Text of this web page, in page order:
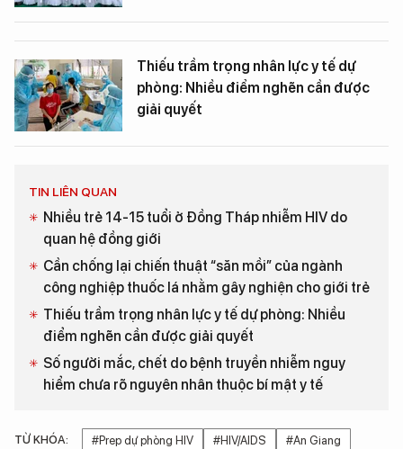
Thiếu trầm trọng nhân lực y tế dự
phòng: Nhiều điểm nghẽn cần được
giải quyết
TIN LIÊN QUAN
Nhiều trẻ 14-15 tuổi ở Đồng Tháp nhiễm HIV do
quan hệ đồng giới
Cần chống lại chiến thuật “săn mồi” của ngành
công nghiệp thuốc lá nhằm gây nghiện cho giới trẻ
Thiếu trầm trọng nhân lực y tế dự phòng: Nhiều
điểm nghẽn cần được giải quyết
Số người mắc, chết do bệnh truyền nhiễm nguy
hiểm chưa rõ nguyên nhân thuộc bí mật y tế
TỪ KHÓA: #Prep dự phòng HIV #HIV/AIDS #An Giang